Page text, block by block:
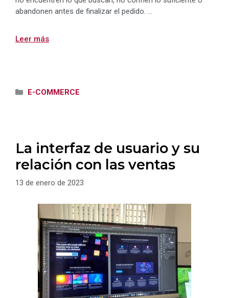
abandonen antes de finalizar el pedido. …
Leer más
Categorías
E-COMMERCE
La interfaz de usuario y su
relación con las ventas
13 de enero de 2023